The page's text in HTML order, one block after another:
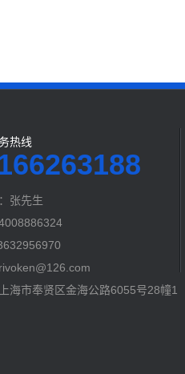
热线
张先生
海市奉贤区金海公路6055号28幢1